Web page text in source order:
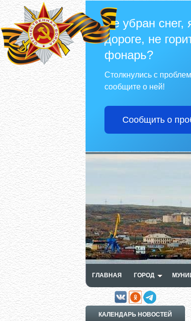
Не убран снег,
дороге, не
фонарь?
Столкнулись с
сообщите о ней!
Сообщить о
ГЛАВНАЯ ГОРОД
КАЛЕНДАРЬ НОВОСТЕЙ